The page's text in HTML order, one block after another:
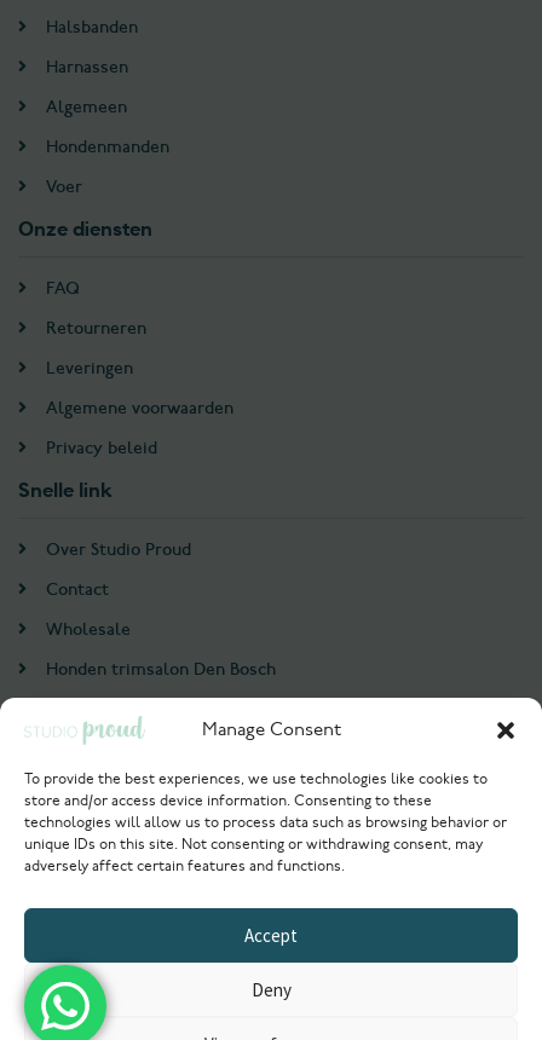
Manage Consent
To provide the best experiences, we use technologies like cookies to
store and/or access device information. Consenting to these
technologies will allow us to process data such as browsing behavior or
unique IDs on this site. Not consenting or withdrawing consent, may
adversely affect certain features and functions.
Accept
Deny
Halsbanden
Harnassen
Algemeen
Hondenmanden
Voer
Onze diensten
FAQ
Retourneren
Leveringen
Algemene voorwaarden
Privacy beleid
Snelle link
Over Studio Proud
Contact
Wholesale
Honden trimsalon Den Bosch
Login / Register
Probeer nu
© 2021 Studioproud. All rights reserved.
Powered by